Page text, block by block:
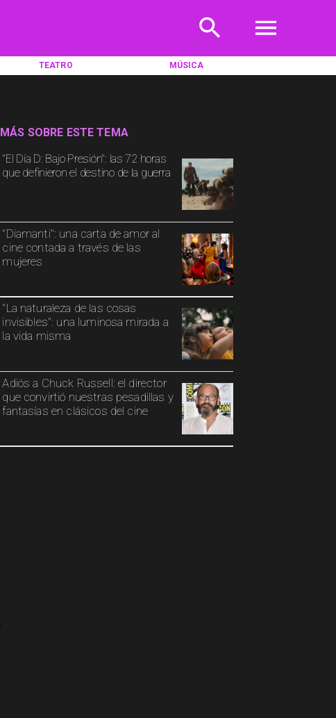
TEATRO MÚSICA
"El Día D: Bajo Presión": las 72 horas
que definieron el destino de la guerra
"Diamanti": una carta de amor al
cine contada a través de las
mujeres
"La naturaleza de las cosas
invisibles": una luminosa mirada a
la vida misma
Adiós a Chuck Russell: el director
que convirtió nuestras pesadillas y
fantasías en clásicos del cine
MÁS SOBRE ESTE TEMA